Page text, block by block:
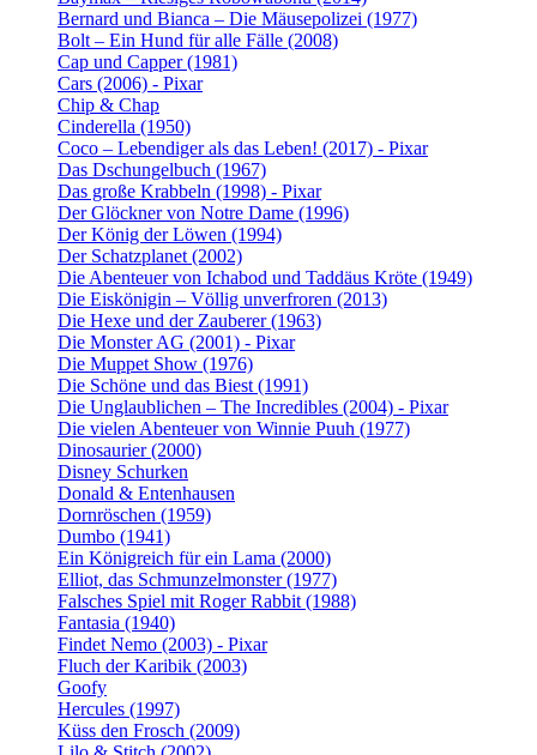
Bernard und Bianca – Die Mäusepolizei (1977)
Bolt – Ein Hund für alle Fälle (2008)
Cap und Capper (1981)
Cars (2006) - Pixar
Chip & Chap
Cinderella (1950)
Coco – Lebendiger als das Leben! (2017) - Pixar
Das Dschungelbuch (1967)
Das große Krabbeln (1998) - Pixar
Der Glöckner von Notre Dame (1996)
Der König der Löwen (1994)
Der Schatzplanet (2002)
Die Abenteuer von Ichabod und Taddäus Kröte (1949)
Die Eiskönigin – Völlig unverfroren (2013)
Die Hexe und der Zauberer (1963)
Die Monster AG (2001) - Pixar
Die Muppet Show (1976)
Die Schöne und das Biest (1991)
Die Unglaublichen – The Incredibles (2004) - Pixar
Die vielen Abenteuer von Winnie Puuh (1977)
Dinosaurier (2000)
Disney Schurken
Donald & Entenhausen
Dornröschen (1959)
Dumbo (1941)
Ein Königreich für ein Lama (2000)
Elliot, das Schmunzelmonster (1977)
Falsches Spiel mit Roger Rabbit (1988)
Fantasia (1940)
Findet Nemo (2003) - Pixar
Fluch der Karibik (2003)
Goofy
Hercules (1997)
Küss den Frosch (2009)